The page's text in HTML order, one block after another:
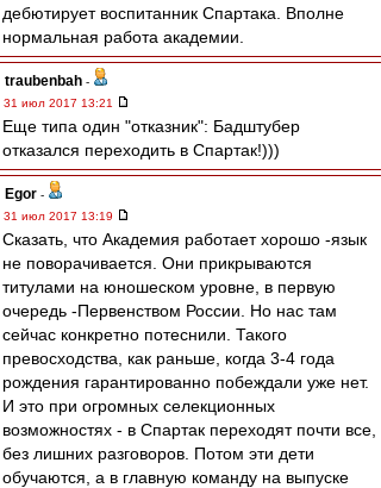
дебютирует воспитанник Спартака. Вполне
нормальная работа академии.
traubenbah -
31 июл 2017 13:21
Еще типа один "отказник": Бадштубер
отказался переходить в Спартак!)))
Egor -
31 июл 2017 13:19
Сказать, что Академия работает хорошо -язык
не поворачивается. Они прикрываются
титулами на юношеском уровне, в первую
очередь -Первенством России. Но нас там
сейчас конкретно потеснили. Такого
превосходства, как раньше, когда 3-4 года
рождения гарантированно побеждали уже нет.
И это при огромных селекционных
возможностях - в Спартак переходят почти все,
без лишних разговоров. Потом эти дети
обучаются, а в главную команду на выпуске